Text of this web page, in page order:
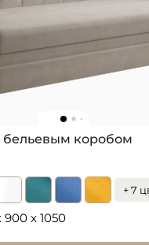
коробом
+ 7
900 x 1050